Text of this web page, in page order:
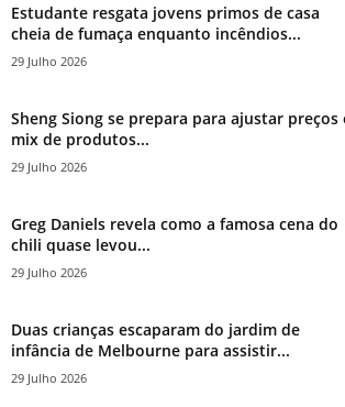
Estudante resgata jovens primos de casa
cheia de fumaça enquanto incêndios...
29 Julho 2026
Sheng Siong se prepara para ajustar preços
mix de produtos...
29 Julho 2026
Greg Daniels revela como a famosa cena do
chili quase levou...
29 Julho 2026
Duas crianças escaparam do jardim de
infância de Melbourne para assistir...
29 Julho 2026